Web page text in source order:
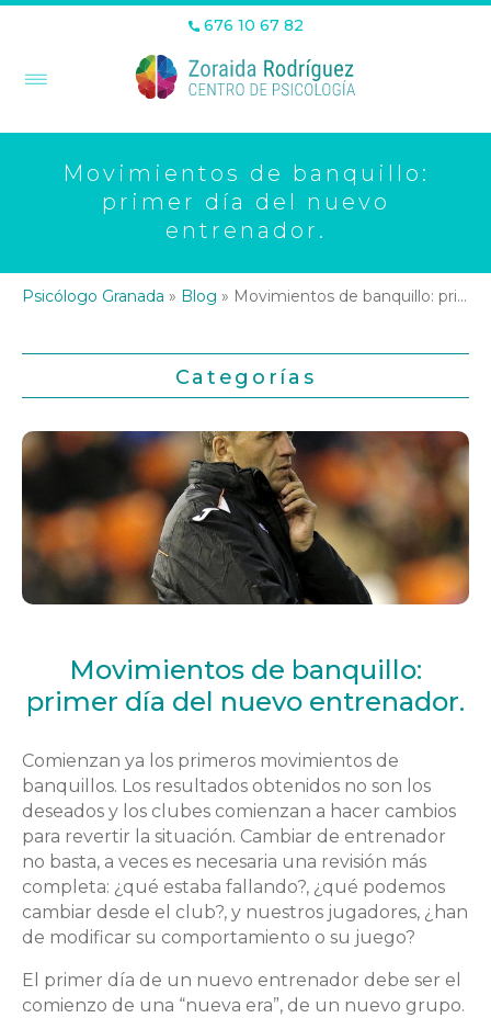
676 10 67 82
Movimientos de banquillo:
primer día del nuevo
entrenador.
Psicólogo Granada » Blog » Movimientos de banquillo: primer día del nuevo entrenador.
Categorías
Movimientos de banquillo:
primer día del nuevo entrenador.
Comienzan ya los primeros movimientos de
banquillos. Los resultados obtenidos no son los
deseados y los clubes comienzan a hacer cambios
para revertir la situación. Cambiar de entrenador
no basta, a veces es necesaria una revisión más
completa: ¿qué estaba fallando?, ¿qué podemos
cambiar desde el club?, y nuestros jugadores, ¿han
de modificar su comportamiento o su juego?
El primer día de un nuevo entrenador debe ser el
comienzo de una “nueva era”, de un nuevo grupo.